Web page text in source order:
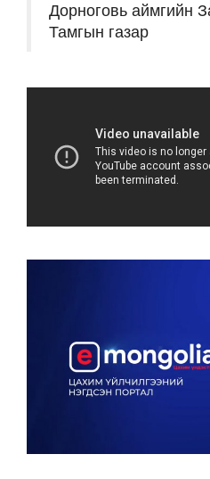
Дорноговь аймгийн
Тамгын газар